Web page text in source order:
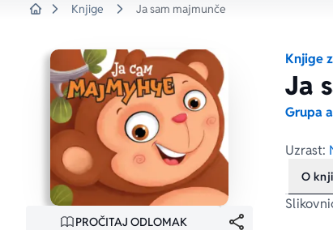
Knjige Ja sam majmunče
PROČITAJ ODLOMAK
Knjige
Ja
Grupa
Uzrast:
O